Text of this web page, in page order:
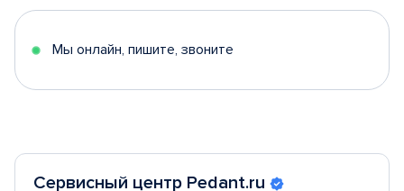
5
Мы онлайн, пишите, звоните
Сервисный центр Pedant.ru